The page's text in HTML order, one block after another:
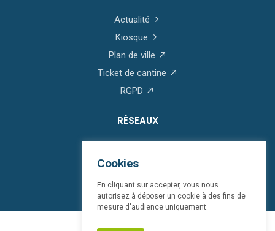
Actualité
Kiosque
Plan de ville
Ticket de cantine
RGPD
RÉSEAUX
Cookies
En cliquant sur accepter, vous nous
autorisez à déposer un cookie à des fins de
mesure d'audience uniquement.